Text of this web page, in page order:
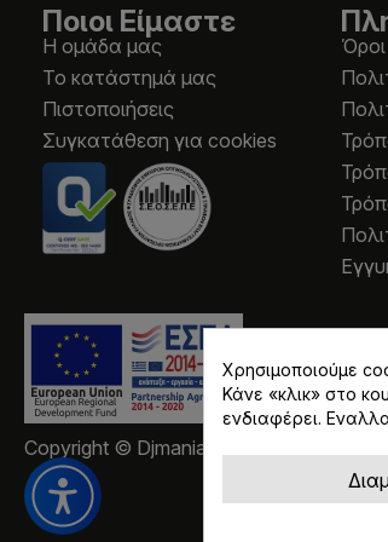
Ποιοι Είμαστε
Η ομάδα μας
Το κατάστημά μας
Πιστοποιήσεις
Συγκατάθεση για cookies
Copyright © Djmania 2026 / Οι τιμές
Χρησιμοποιούμε
Κάνε «κλικ» στο
ενδιαφέρει.